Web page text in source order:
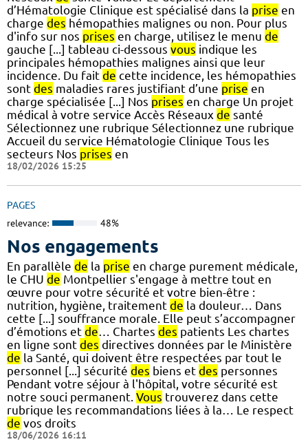
d’Hématologie Clinique est spécialisé dans la prise en
charge des hémopathies malignes ou non. Pour plus
d'info sur nos prises en charge, utilisez le menu de
gauche [...] tableau ci-dessous vous indique les
principales hémopathies malignes ainsi que leur
incidence. Du fait de cette incidence, les hémopathies
sont des maladies rares justifiant d’une prise en
charge spécialisée [...] Nos prises en charge Un projet
médical à votre service Accès Réseaux de santé
Sélectionnez une rubrique Sélectionnez une rubrique
Accueil du service Hématologie Clinique Tous les
secteurs Nos prises en
18/02/2026 15:25
PAGES
relevance: 48%
Nos engagements
En parallèle de la prise en charge purement médicale,
le CHU de Montpellier s'engage à mettre tout en
œuvre pour votre sécurité et votre bien-être :
nutrition, hygiène, traitement de la douleur… Dans
cette [...] souffrance morale. Elle peut s’accompagner
d’émotions et de … Chartes des patients Les chartes
en ligne sont des directives données par le Ministère
de la Santé, qui doivent être respectées par tout le
personnel [...] sécurité des biens et des personnes
Pendant votre séjour à l'hôpital, votre sécurité est
notre souci permanent. Vous trouverez dans cette
rubrique les recommandations liées à la… Le respect
de vos droits
18/06/2026 16:11